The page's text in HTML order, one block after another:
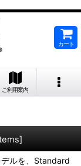
カート
ご利用案内
]
ルを、Standard